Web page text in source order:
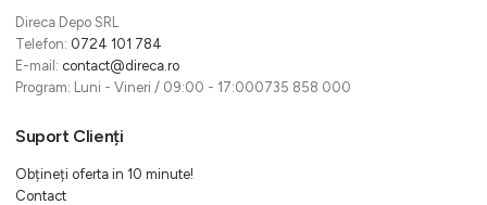
Direca Depo SRL
Telefon: 0724 101 784
E-mail: contact@direca.ro
Program: Luni - Vineri / 09:00 - 17:000735 858 000
Suport Clienți
Obțineți oferta in 10 minute!
Contact